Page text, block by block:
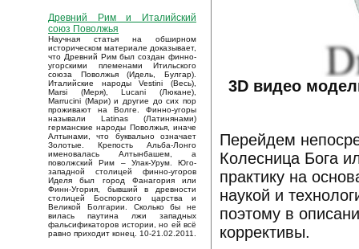
Древний Рим и Италийский
союз Поволжья
Научная статья на обширном
историческом материале доказывает,
что Древний Рим был создан финно-
угорскими племенами Итильского
союза Поволжья (Идель, Булгар).
Италийские народы Vestini (Весь),
Marsi (Меря), Lucani (Люкане),
Marrucini (Мари) и другие до сих пор
проживают на Волге. Финно-угоры
называли Latinas (Латинянами)
германские народы Поволжья, иначе
Алтынами, что буквально означает
Золотые. Крепость Альба-Лонго
именовалась Алтынбашем, а
поволжский Рим – Улак-Урум. Юго-
западной столицей финно-угоров
Иделя был город Фанагория или
Финн-Угория, бывший в древности
столицей Боспорского царства и
Великой Болгарии. Сколько бы не
вилась паутина лжи западных
фальсификаторов истории, но ей всё
равно приходит конец. 10-21.02.2011.
3D видео
Перейдем
Колесница Бога
практику на
наукой и
поэтому в
коррективы.